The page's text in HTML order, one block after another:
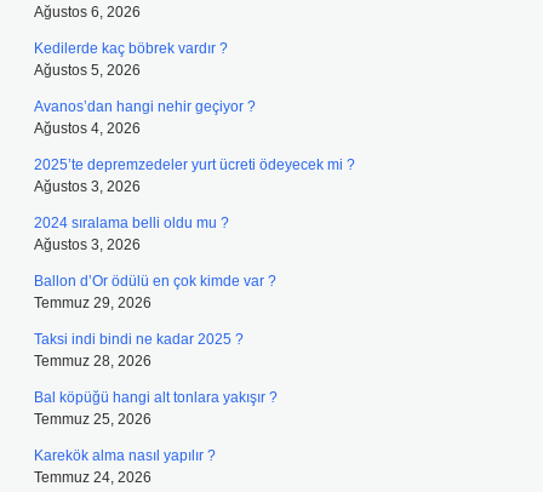
Ağustos 6, 2026
Kedilerde kaç böbrek vardır ?
Ağustos 5, 2026
Avanos’dan hangi nehir geçiyor ?
Ağustos 4, 2026
2025’te depremzedeler yurt ücreti ödeyecek mi ?
Ağustos 3, 2026
2024 sıralama belli oldu mu ?
Ağustos 3, 2026
Ballon d’Or ödülü en çok kimde var ?
Temmuz 29, 2026
Taksi indi bindi ne kadar 2025 ?
Temmuz 28, 2026
Bal köpüğü hangi alt tonlara yakışır ?
Temmuz 25, 2026
Karekök alma nasıl yapılır ?
Temmuz 24, 2026